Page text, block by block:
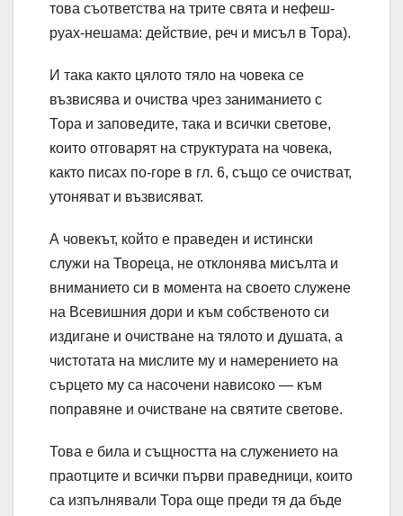
това съответства на трите свята и нефеш-
руах-нешама: действие, реч и мисъл в Тора).
И така както цялото тяло на човека се
възвисява и очиства чрез заниманието с
Тора и заповедите, така и всички светове,
които отговарят на структурата на човека,
както писах по-горе в гл. 6, също се очистват,
утоняват и възвисяват.
А човекът, който е праведен и истински
служи на Твореца, не отклонява мисълта и
вниманието си в момента на своето служене
на Всевишния дори и към собственото си
издигане и очистване на тялото и душата, а
чистотата на мислите му и намерението на
сърцето му са насочени нависоко — към
поправяне и очистване на святите светове.
Това е била и същността на служението на
праотците и всички първи праведници, които
са изпълнявали Тора още преди тя да бъде